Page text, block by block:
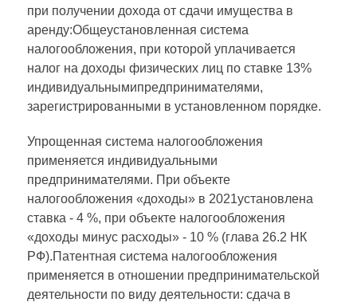
при получении дохода от сдачи имущества в
аренду:Общеустановленная система
налогообложения, при которой уплачивается
налог на доходы физических лиц по ставке 13%
индивидуальнымипредпринимателями,
зарегистрированными в установленном порядке.
Упрощенная система налогообложения
применяется индивидуальными
предпринимателями. При объекте
налогообложения «доходы» в 2021установлена
ставка - 4 %, при объекте налогообложения
«доходы минус расходы» - 10 % (глава 26.2 НК
РФ).Патентная система налогообложения
применяется в отношении предпринимательской
деятельности по виду деятельности: сдача в